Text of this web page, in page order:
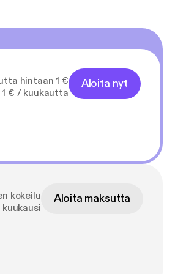
hintaan 1 €
€ / kuukautta
Aloita nyt
kokeilu
Aloita maksutta